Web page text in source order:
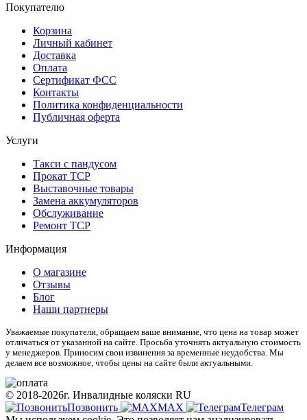
Покупателю
Корзина
Личный кабинет
Доставка
Оплата
Сертификат ФСС
Контакты
Политика конфиденциальности
Публичная оферта
Услуги
Такси с пандусом
Прокат ТСР
Выставочные товары
Замена аккумуляторов
Обслуживание
Ремонт ТСР
Информация
О магазине
Отзывы
Блог
Наши партнеры
Уважаемые покупатели, обращаем ваше внимание, что цена на товар может
отличаться от указанной на сайте. Просьба уточнять актуальную стоимость
у менеджеров. Приносим свои извинения за временные неудобства. Мы
делаем все возможное, чтобы цены на сайте были актуальными.
© 2018-2026г. Инвалидные коляски RU
Позвонить
МАХ
Телеграм